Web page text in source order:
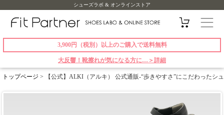
シューズラボ & オンラインストア
3,900円（税別）以上のご購入で送料無料
大反響！靴擦れが気になる方に…＞詳細
トップページ > 【公式】ALKI（アルキ） 公式通販-“歩きやすさ”にこだわったシ